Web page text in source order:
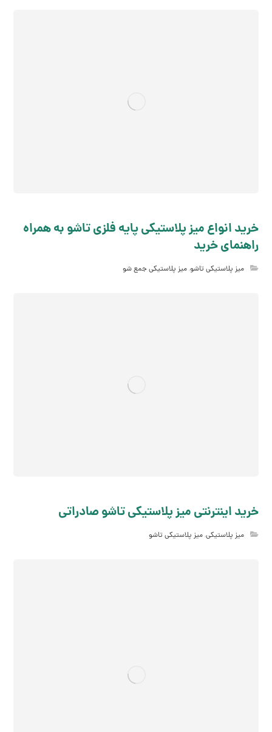
خرید انواع میز پلاستیکی پایه فلزی تاشو به همراه
راهنمای خرید
میز پلاستیکی تاشو,میز پلاستیکی جمع شو
خرید اینترنتی میز پلاستیکی تاشو صادراتی
میز پلاستیکی,میز پلاستیکی تاشو